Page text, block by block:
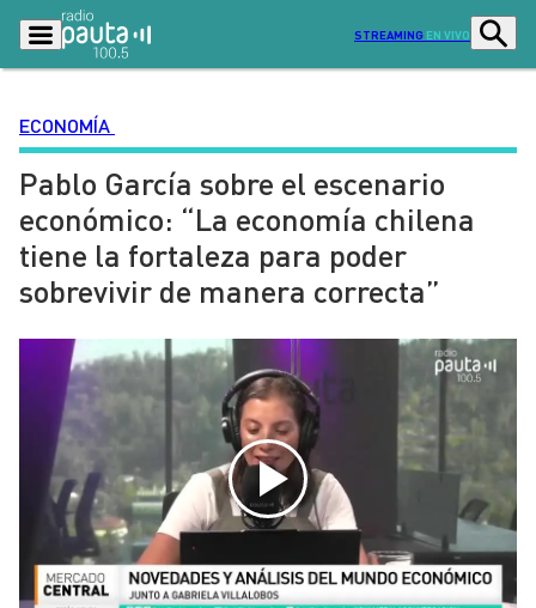
STREAMING EN VIVO
Podcasts Programas
Lo Último Actualidad
Ciudad
Tendencias Deportes
Entretención y Cultura Opinión
Dato en Pauta Señal 2
Contenido Patrocinado
ECONOMÍA
Pablo García sobre el escenario
económico: “La economía chilena
tiene la fortaleza para poder
sobrevivir de manera correcta”